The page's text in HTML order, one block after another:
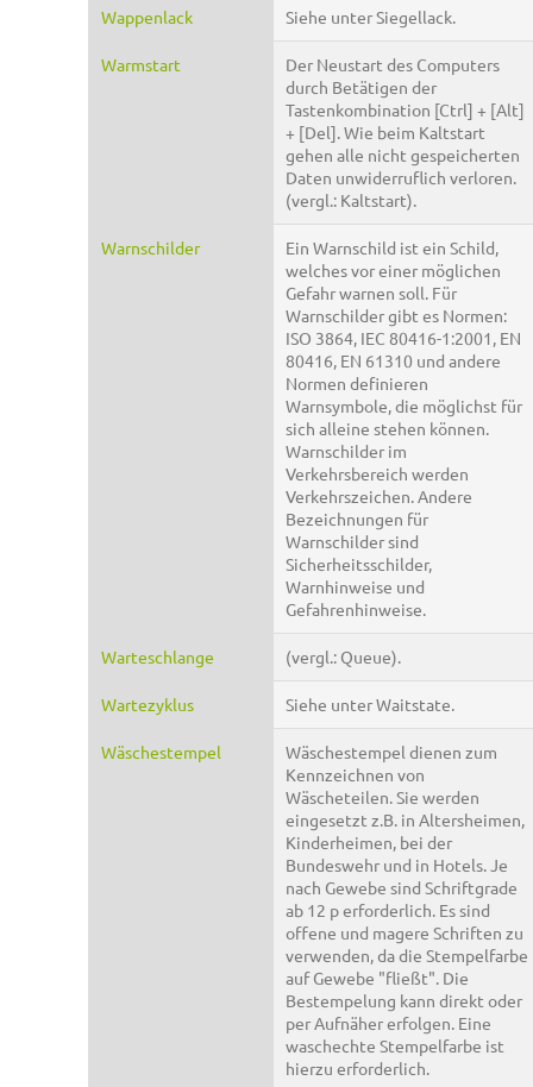
Wappenlack Siehe unter Siegellack.
Warmstart
Der Neustart des Computers
durch Betätigen der
Tastenkombination [Ctrl] + [Alt]
+ [Del]. Wie beim Kaltstart
gehen alle nicht gespeicherten
Daten unwiderruflich verloren.
(vergl.: Kaltstart).
Warnschilder
Ein Warnschild ist ein Schild,
welches vor einer möglichen
Gefahr warnen soll. Für
Warnschilder gibt es Normen:
ISO 3864, IEC 80416-1:2001, EN
80416, EN 61310 und andere
Normen definieren
Warnsymbole, die möglichst für
sich alleine stehen können.
Warnschilder im
Verkehrsbereich werden
Verkehrszeichen. Andere
Bezeichnungen für
Warnschilder sind
Sicherheitsschilder,
Warnhinweise und
Gefahrenhinweise.
Warteschlange (vergl.: Queue).
Wartezyklus Siehe unter Waitstate.
Wäschestempel
Wäschestempel dienen zum
Kennzeichnen von
Wäscheteilen. Sie werden
eingesetzt z.B. in Altersheimen,
Kinderheimen, bei der
Bundeswehr und in Hotels. Je
nach Gewebe sind Schriftgrade
ab 12 p erforderlich. Es sind
offene und magere Schriften zu
verwenden, da die Stempelfarbe
auf Gewebe "fließt". Die
Bestempelung kann direkt oder
per Aufnäher erfolgen. Eine
waschechte Stempelfarbe ist
hierzu erforderlich.